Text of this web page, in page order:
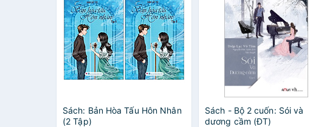
Sách: Bản Hòa Tấu Hôn Nhân
(2 Tập)
Sách - Bộ 2 cuốn: Sói và
dương cầm (ĐT)